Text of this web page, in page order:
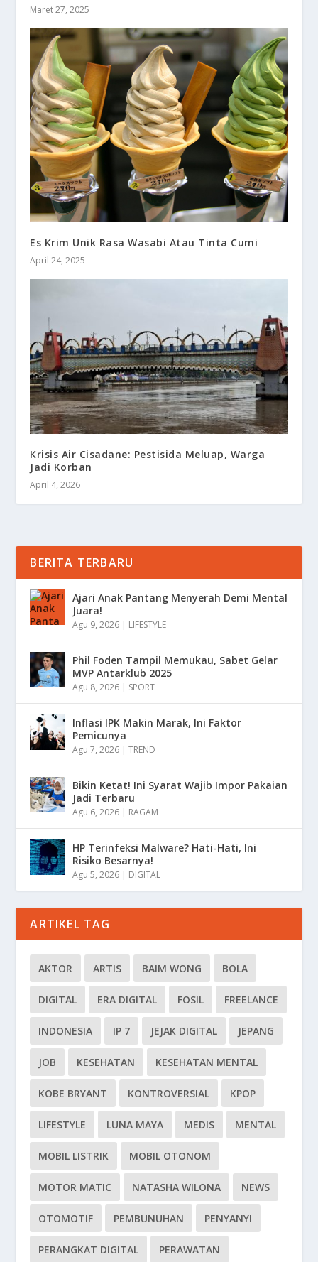
Maret 27, 2025
Es Krim Unik Rasa Wasabi Atau Tinta Cumi
April 24, 2025
Krisis Air Cisadane: Pestisida Meluap, Warga
Jadi Korban
April 4, 2026
BERITA TERBARU
Ajari Anak Pantang Menyerah Demi Mental
Juara!
Agu 9, 2026 | LIFESTYLE
Phil Foden Tampil Memukau, Sabet Gelar
MVP Antarklub 2025
Agu 8, 2026 | SPORT
Inflasi IPK Makin Marak, Ini Faktor
Pemicunya
Agu 7, 2026 |TREND
Bikin Ketat! Ini Syarat Wajib Impor Pakaian
Jadi Terbaru
Agu 6, 2026 | RAGAM
HP Terinfeksi Malware? Hati-Hati, Ini
Risiko Besarnya!
Agu 5, 2026 | DIGITAL
ARTIKEL TAG
AKTOR ARTIS BAIM WONG BOLA
DIGITAL ERA DIGITAL FOSIL FREELANCE
INDONESIA IP 7 JEJAK DIGITAL JEPANG
JOB KESEHATAN KESEHATAN MENTAL
KOBE BRYANT KONTROVERSIAL KPOP
LIFESTYLE LUNA MAYA MEDIS MENTAL
MOBIL LISTRIK MOBIL OTONOM
MOTOR MATIC NATASHA WILONA NEWS
OTOMOTIF PEMBUNUHAN PENYANYI
PERANGKAT DIGITAL PERAWATAN